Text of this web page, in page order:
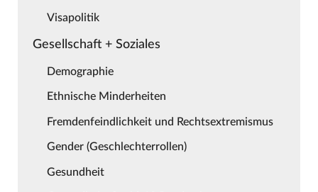
Visapolitik
Gesellschaft + Soziales
Demographie
Ethnische Minderheiten
Fremdenfeindlichkeit und Rechtsextremismus
Gender (Geschlechterrollen)
Gesundheit